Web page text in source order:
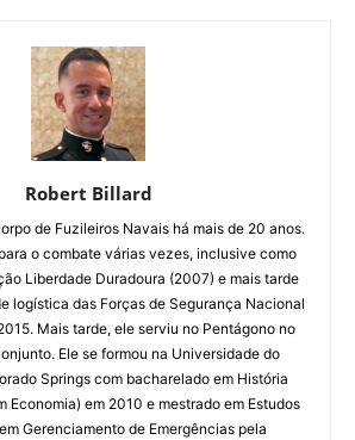
Robert Billard
de Fuzileiros Navais há mais de 20 anos.
o combate várias vezes, inclusive como
Liberdade Duradoura (2007) e mais tarde
logística das Forças de Segurança Nacional
Mais tarde, ele serviu no Pentágono no
Ele se formou na Universidade do
Springs com bacharelado em História
Economia) em 2010 e mestrado em Estudos
Gerenciamento de Emergências pela